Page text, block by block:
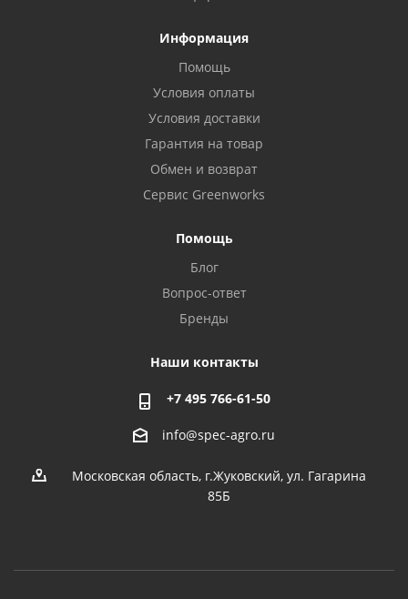
Информация
Помощь
Условия оплаты
Условия доставки
Гарантия на товар
Обмен и возврат
Сервис Greenworks
Помощь
Блог
Вопрос-ответ
Бренды
Наши контакты
+7 495 766-61-50
info@spec-agro.ru
Московская область, г.Жуковский, ул. Гагарина
85Б